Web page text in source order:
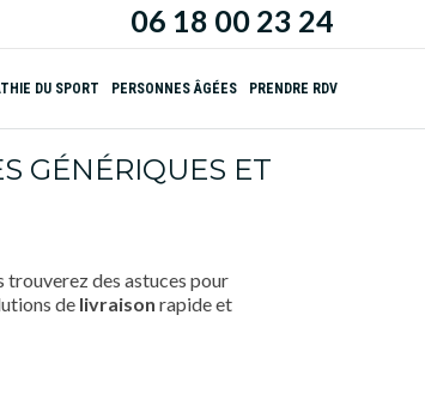
06 18 00 23 24
DU SPORT PERSONNES ÂGÉES PRENDRE RDV
GÉNÉRIQUES ET
trouverez des astuces pour
de livraison rapide et